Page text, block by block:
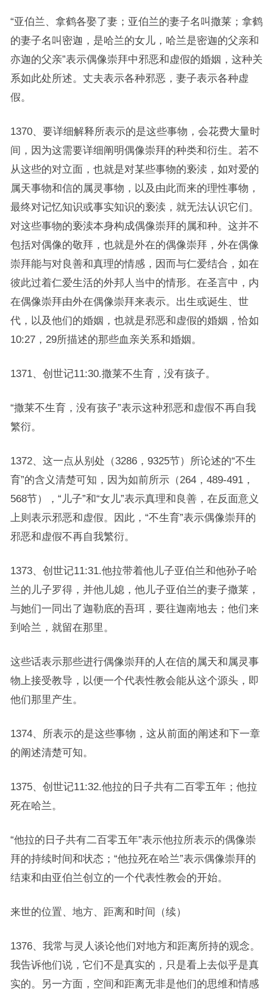
“亚伯兰、拿鹤各娶了妻；亚伯兰的妻子名叫撒莱；拿鹤
的妻子名叫密迦，是哈兰的女儿，哈兰是密迦的父亲和
亦迦的父亲”表示偶像崇拜中邪恶和虚假的婚姻，这种关
系如此处所述。丈夫表示各种邪恶，妻子表示各种虚
假。
1370、要详细解释所表示的是这些事物，会花费大量时
间，因为这需要详细阐明偶像崇拜的种类和衍生。若不
从这些的对立面，也就是对某些事物的亵渎，如对爱的
属天事物和信的属灵事物，以及由此而来的理性事物，
最终对记忆知识或事实知识的亵渎，就无法认识它们。
对这些事物的亵渎本身构成偶像崇拜的属和种。这并不
包括对偶像的敬拜，也就是外在的偶像崇拜，外在偶像
崇拜能与对良善和真理的情感，因而与仁爱结合，如在
彼此过着仁爱生活的外邦人当中的情形。在圣言中，内
在偶像崇拜由外在偶像崇拜来表示。出生或诞生、世
代，以及他们的婚姻，也就是邪恶和虚假的婚姻，恰如
10:27，29所描述的那些血亲关系和婚姻。
1371、创世记11:30.撒莱不生育，没有孩子。
“撒莱不生育，没有孩子”表示这种邪恶和虚假不再自我
繁衍。
1372、这一点从别处（3286，9325节）所论述的“不生
育”的含义清楚可知，因为如前所示（264，489-491，
568节），“儿子”和“女儿”表示真理和良善，在反面意义
上则表示邪恶和虚假。因此，“不生育”表示偶像崇拜的
邪恶和虚假不再自我繁衍。
1373、创世记11:31.他拉带着他儿子亚伯兰和他孙子哈
兰的儿子罗得，并他儿媳，他儿子亚伯兰的妻子撒莱，
与她们一同出了迦勒底的吾珥，要往迦南地去；他们来
到哈兰，就留在那里。
这些话表示那些进行偶像崇拜的人在信的属天和属灵事
物上接受教导，以便一个代表性教会能从这个源头，即
他们那里产生。
1374、所表示的是这些事物，这从前面的阐述和下一章
的阐述清楚可知。
1375、创世记11:32.他拉的日子共有二百零五年；他拉
死在哈兰。
“他拉的日子共有二百零五年”表示他拉所表示的偶像崇
拜的持续时间和状态；“他拉死在哈兰”表示偶像崇拜的
结束和由亚伯兰创立的一个代表性教会的开始。
来世的位置、地方、距离和时间（续）
1376、我常与灵人谈论他们对地方和距离所持的观念。
我告诉他们说，它们不是真实的，只是看上去似乎是真
实的。另一方面，空间和距离无非是他们的思维和情感